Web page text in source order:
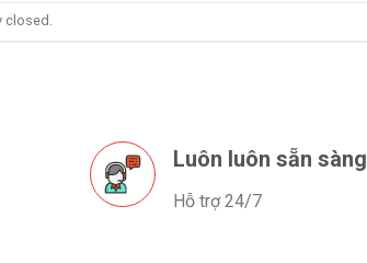
Luôn luôn sẵn sàng
Hỗ trợ 24/7